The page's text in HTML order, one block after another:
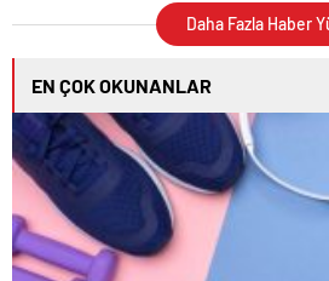
Daha Fazla Haber
EN ÇOK OKUNANLAR